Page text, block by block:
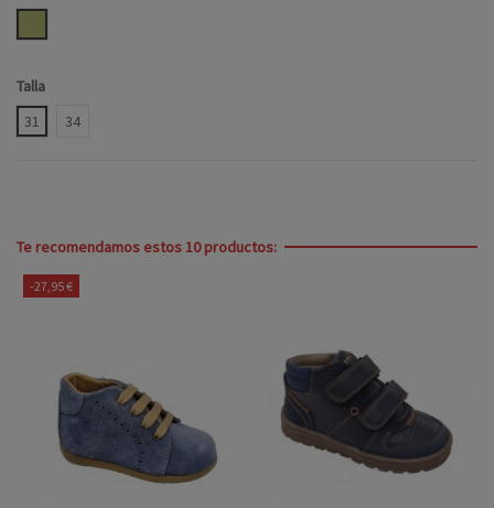
Talla
31
34
Te recomendamos estos 10 productos: